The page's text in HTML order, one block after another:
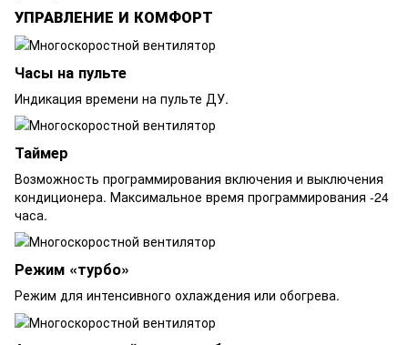
УПРАВЛЕНИЕ И КОМФОРТ
Часы на пульте
Индикация времени на пульте ДУ.
Таймер
Возможность программирования включения и выключения
кондиционера. Максимальное время программирования -24
часа.
Режим «турбо»
Режим для интенсивного охлаждения или обогрева.